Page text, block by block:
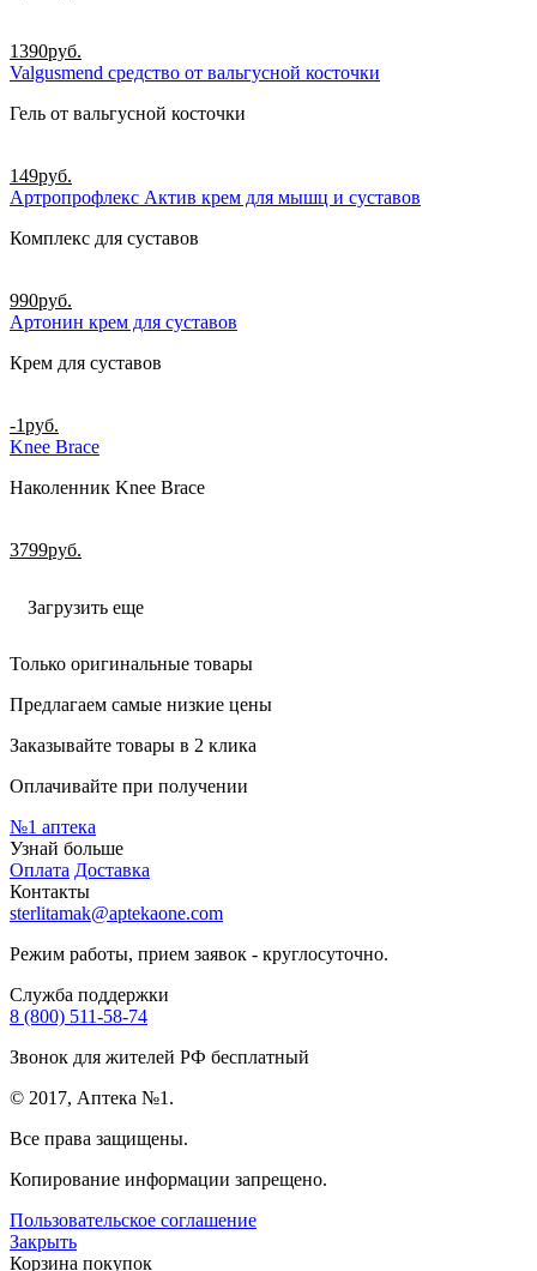
1390руб.
Valgusmend средство от вальгусной косточки
Гель от вальгусной косточки
149руб.
Артропрофлекс Актив крем для мышц и суставов
Комплекс для суставов
990руб.
Артонин крем для суставов
Крем для суставов
-1руб.
Knee Brace
Наколенник Knee Brace
3799руб.
Загрузить еще
Только оригинальные товары
Предлагаем самые низкие цены
Заказывайте товары в 2 клика
Оплачивайте при получении
№1 аптека
Узнай больше
Оплата Доставка
Контакты
sterlitamak@aptekaone.com
Режим работы, прием заявок - круглосуточно.
Служба поддержки
8 (800) 511-58-74
Звонок для жителей РФ бесплатный
© 2017, Аптека №1.
Все права защищены.
Копирование информации запрещено.
Пользовательское соглашение
Закрыть
Корзина покупок